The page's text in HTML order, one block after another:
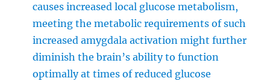
causes increased local glucose metabolism,
meeting the metabolic requirements of such
increased amygdala activation might further
diminish the brain’s ability to function
optimally at times of reduced glucose